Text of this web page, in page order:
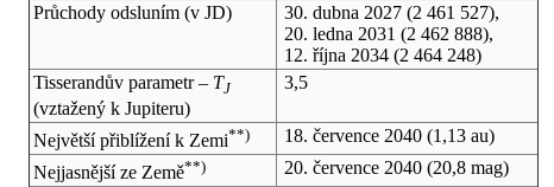
Průchody odsluním (v JD) 30. dubna 2027(2 461 527),
20. ledna 2031 (2 462 888),
12. října 2034(2 464 248)
Tisserandův parametr – TJ
(vztažený k Jupiteru)
3,5
Největší přiblížení k Zemi**) 18. července 2040(1,13 au)
Nejjasnější ze Země**) 20. července 2040(20,8 mag)